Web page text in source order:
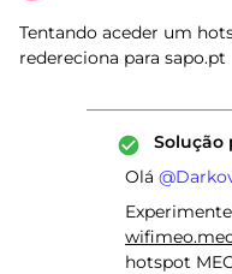
Tentando aceder um
redereciona para sapo.pt
Solução
Olá ​
hotspot